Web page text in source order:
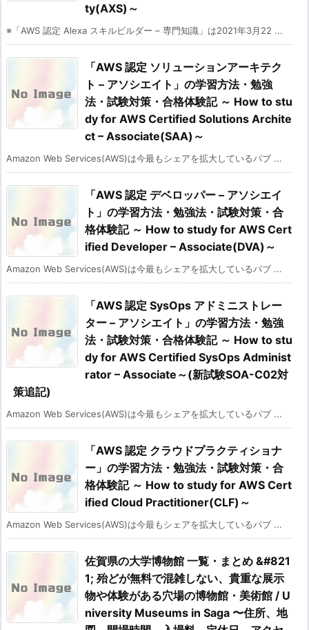
ty(AXS)～
※「AWS 認定 Alexa スキルビルダー – 専門知識」は2021年3月22 ...
「AWS 認定 ソリューションアーキテク
ト – アソシエイト」の学習方法・勉強
法・試験対策・合格体験記 ～ How to stu
dy for AWS Certified Solutions Archite
ct – Associate(SAA)～
Amazon Web Services(AWS)は今最もシェアを拡大しているパブ ...
「AWS 認定 デベロッパー – アソシエイ
ト」の学習方法・勉強法・試験対策・合
格体験記 ～ How to study for AWS Cert
ified Developer – Associate(DVA)～
Amazon Web Services(AWS)は今最もシェアを拡大しているパブ ...
「AWS 認定 SysOps アドミニストレー
ター – アソシエイト」の学習方法・勉強
法・試験対策・合格体験記 ～ How to stu
dy for AWS Certified SysOps Administ
rator – Associate～(新試験SOA-C02対
策追記)
Amazon Web Services(AWS)は今最もシェアを拡大しているパブ ...
「AWS 認定 クラウドプラクティショナ
ー」の学習方法・勉強法・試験対策・合
格体験記 ～ How to study for AWS Cert
ified Cloud Practitioner(CLF)～
Amazon Web Services(AWS)は今最もシェアを拡大しているパブ ...
佐賀県の大学博物館 一覧・まとめ &#821
1; 殆どが無料で混雑しない、貴重な展示
物や体験がある穴場の博物館・美術館 / U
niversity Museums in Saga 〜住所、地